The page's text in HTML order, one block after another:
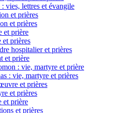
vies, lettres et évangile
et prières
et prières
et prière
et prières
hospitalier et prières
et prière
: vie, martyre et prière
: vie, martyre et prières
et prières
et prières
et prière
et prières